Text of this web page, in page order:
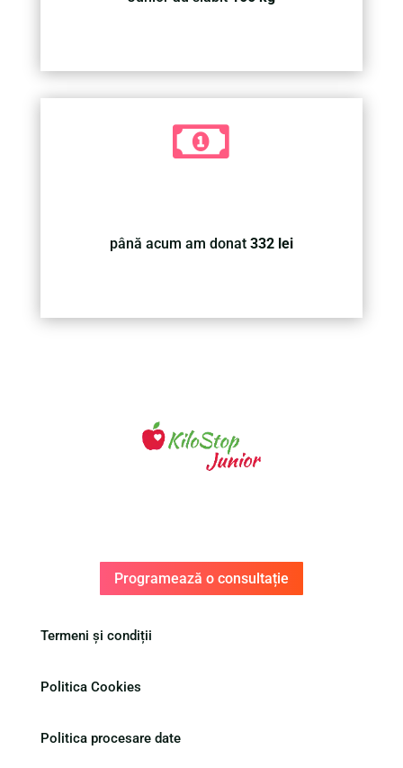

până acum am donat 332 lei
Programează o consultație
Termeni și condiții
Politica Cookies
Politica procesare date